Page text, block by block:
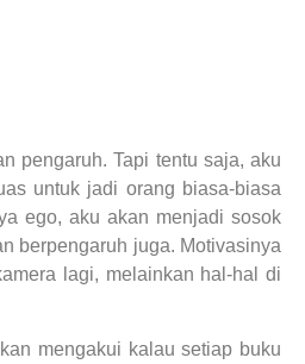
pengaruh. Tapi tentu saja, aku
untuk jadi orang biasa-biasa
ego, aku akan menjadi sosok
berpengaruh juga. Motivasinya
lagi, melainkan hal-hal di
mengakui kalau setiap buku